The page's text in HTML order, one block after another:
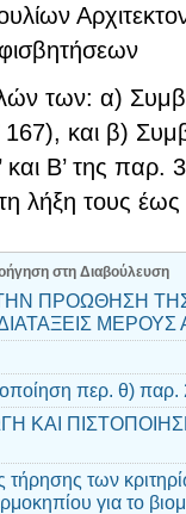
των: α)
167), και β)
Β’ της παρ.
λήξη τους
στη Διαβούλευση
ΤΗΝ ΠΡΟΩΘΗΣΗ
ΜΕΡΟΥΣ
περ. θ) παρ.
ΚΑΙ
των
για το